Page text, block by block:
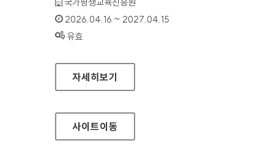
인증기간 :
2026.04.16 ~ 2027.04.15
상태 :
유효
학점은행제 정보공시(학점은행제 알리미)
자세히보기
사이트이동